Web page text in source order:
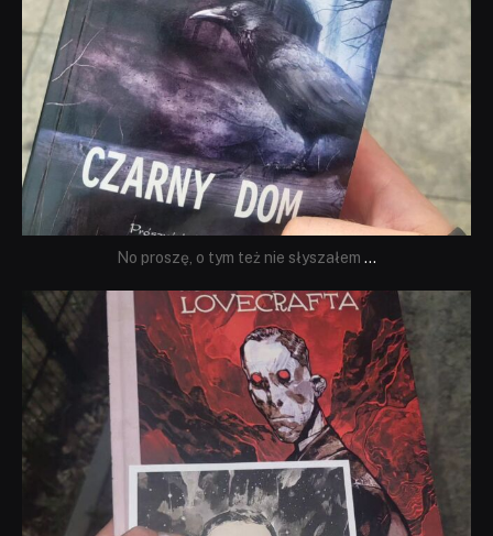
No proszę, o tym też nie słyszałem ...
dobryhorror
Wrz 19